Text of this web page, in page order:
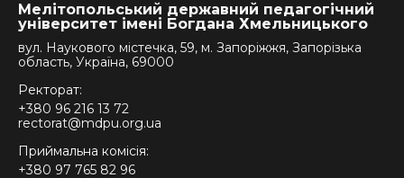
Мелітопольський державний педагогічний
університет імені Богдана Хмельницького
вул. Наукового містечка, 59, м. Запоріжжя, Запорізька
область, Україна, 69000
Ректорат:
+380 96 216 13 72
rectorat@mdpu.org.ua
Приймальна комісія:
+380 97 765 82 96